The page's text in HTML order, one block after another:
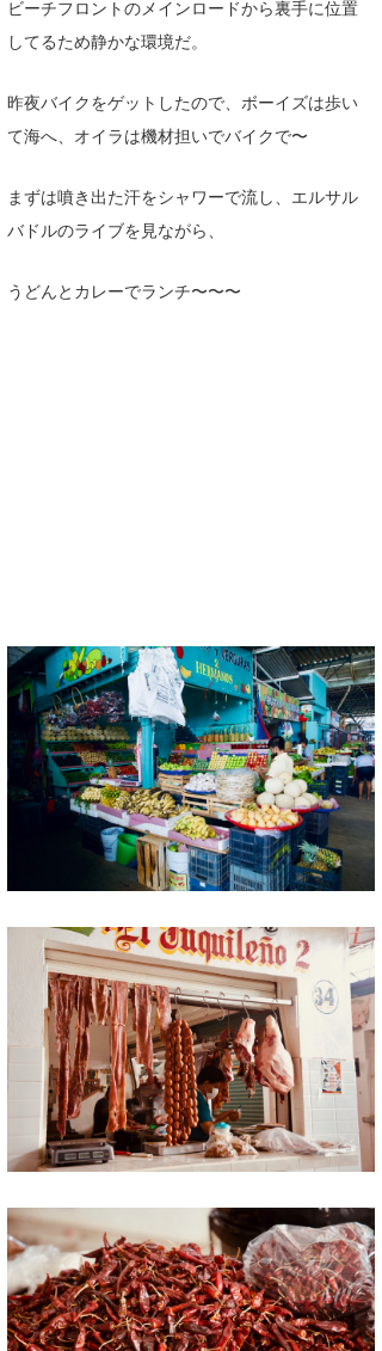
ビーチフロントのメインロードから裏手に位置
してるため静かな環境だ。
昨夜バイクをゲットしたので、ボーイズは歩い
て海へ、オイラは機材担いでバイクで〜
まずは噴き出た汗をシャワーで流し、エルサル
バドルのライブを見ながら、
うどんとカレーでランチ〜〜〜